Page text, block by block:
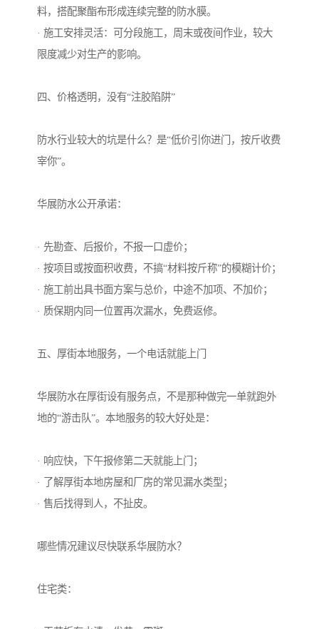
料，搭配聚酯布形成连续完整的防水膜。
· 施工安排灵活：可分段施工，周末或夜间作业，较大
限度减少对生产的影响。
四、价格透明，没有“注胶陷阱”
防水行业较大的坑是什么？是“低价引你进门，按斤收费
宰你”。
华展防水公开承诺：
· 先勘查、后报价，不报一口虚价；
· 按项目或按面积收费，不搞“材料按斤称”的模糊计价；
· 施工前出具书面方案与总价，中途不加项、不加价；
· 质保期内同一位置再次漏水，免费返修。
五、厚街本地服务，一个电话就能上门
华展防水在厚街设有服务点，不是那种做完一单就跑外
地的“游击队”。本地服务的较大好处是：
· 响应快，下午报修第二天就能上门；
· 了解厚街本地房屋和厂房的常见漏水类型；
· 售后找得到人，不扯皮。
哪些情况建议尽快联系华展防水？
住宅类：